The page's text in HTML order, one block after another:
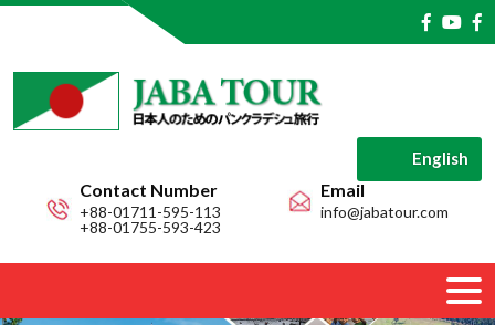
English
Contact Number
+88-01711-595-113
+88-01755-593-423
Email
info@jabatour.com